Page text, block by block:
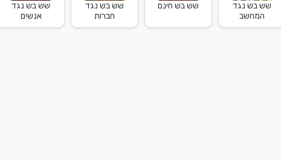
שש בש נגד
המחשב
שש בש חינם
שש בש נגד
חברות
שש בש נגד
אנשים